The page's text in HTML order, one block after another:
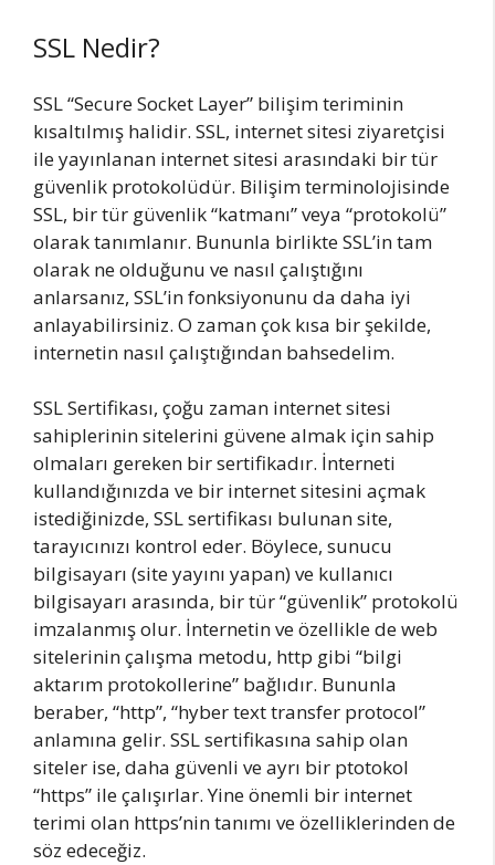
SSL Nedir?
SSL “Secure Socket Layer” bilişim teriminin
kısaltılmış halidir. SSL, internet sitesi ziyaretçisi
ile yayınlanan internet sitesi arasındaki bir tür
güvenlik protokolüdür. Bilişim terminolojisinde
SSL, bir tür güvenlik “katmanı” veya “protokolü”
olarak tanımlanır. Bununla birlikte SSL’in tam
olarak ne olduğunu ve nasıl çalıştığını
anlarsanız, SSL’in fonksiyonunu da daha iyi
anlayabilirsiniz. O zaman çok kısa bir şekilde,
internetin nasıl çalıştığından bahsedelim.
SSL Sertifikası, çoğu zaman internet sitesi
sahiplerinin sitelerini güvene almak için sahip
olmaları gereken bir sertifikadır. İnterneti
kullandığınızda ve bir internet sitesini açmak
istediğinizde, SSL sertifikası bulunan site,
tarayıcınızı kontrol eder. Böylece, sunucu
bilgisayarı (site yayını yapan) ve kullanıcı
bilgisayarı arasında, bir tür “güvenlik” protokolü
imzalanmış olur. İnternetin ve özellikle de web
sitelerinin çalışma metodu, http gibi “bilgi
aktarım protokollerine” bağlıdır. Bununla
beraber, “http”, “hyber text transfer protocol”
anlamına gelir. SSL sertifikasına sahip olan
siteler ise, daha güvenli ve ayrı bir ptotokol
“https” ile çalışırlar. Yine önemli bir internet
terimi olan https’nin tanımı ve özelliklerinden de
söz edeceğiz.